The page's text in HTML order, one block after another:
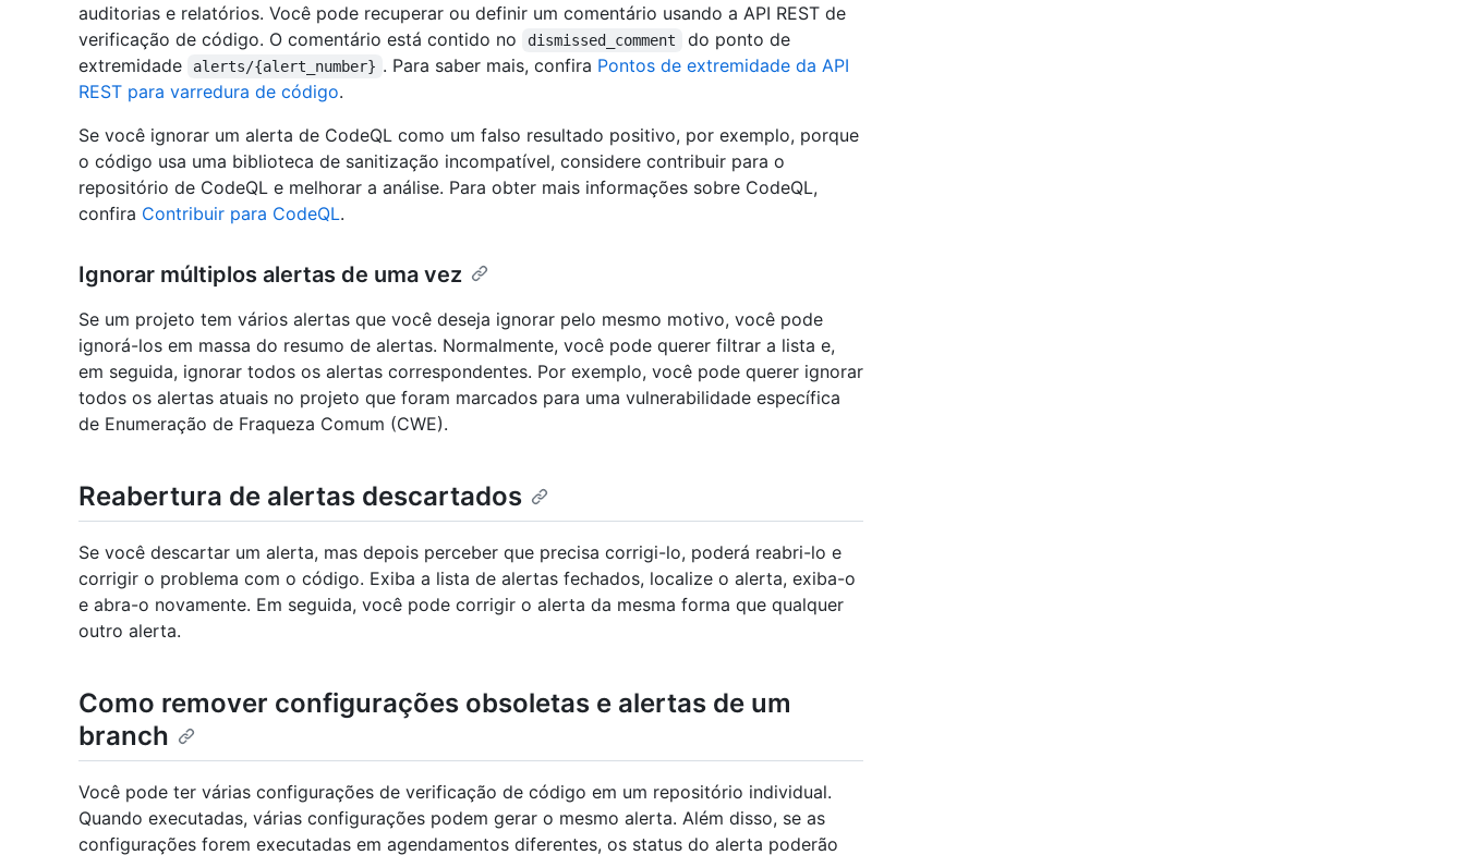
auditorias e relatórios. Você pode recuperar ou definir um comentário usando a API REST de
verificação de código. O comentário está contido no
dismissed_comment
do ponto de
extremidade
alerts/{alert_number} . Para saber mais, confira Pontos de extremidade da API
REST para varredura de código.
Se você ignorar um alerta de CodeQL como um falso resultado positivo, por exemplo, porque
o código usa uma biblioteca de sanitização incompatível, considere contribuir para o
repositório de CodeQL e melhorar a análise. Para obter mais informações sobre CodeQL,
confira Contribuir para CodeQL.
Ignorar múltiplos alertas de uma vez
Se um projeto tem vários alertas que você deseja ignorar pelo mesmo motivo, você pode
ignorá-los em massa do resumo de alertas. Normalmente, você pode querer filtrar a lista e,
em seguida, ignorar todos os alertas correspondentes. Por exemplo, você pode querer ignorar
todos os alertas atuais no projeto que foram marcados para uma vulnerabilidade específica
de Enumeração de Fraqueza Comum (CWE).
Reabertura de alertas descartados
Se você descartar um alerta, mas depois perceber que precisa corrigi-lo, poderá reabri-lo e
corrigir o problema com o código. Exiba a lista de alertas fechados, localize o alerta, exiba-o
e abra-o novamente. Em seguida, você pode corrigir o alerta da mesma forma que qualquer
outro alerta.
Como remover configurações obsoletas e alertas de um
branch
Você pode ter várias configurações de verificação de código em um repositório individual.
Quando executadas, várias configurações podem gerar o mesmo alerta. Além disso, se as
configurações forem executadas em agendamentos diferentes, os status do alerta poderão